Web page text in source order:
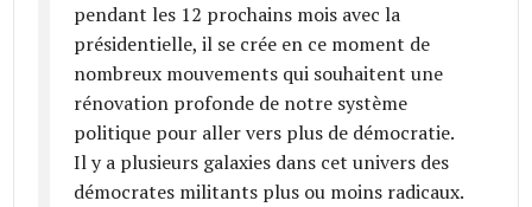
pendant les 12 prochains mois avec la
présidentielle, il se crée en ce moment de
nombreux mouvements qui souhaitent une
rénovation profonde de notre système
politique pour aller vers plus de démocratie.
Il y a plusieurs galaxies dans cet univers des
démocrates militants plus ou moins radicaux.